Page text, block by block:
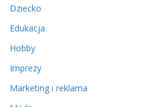
Dziecko
Edukacja
Hobby
Imprezy
Marketing i reklama